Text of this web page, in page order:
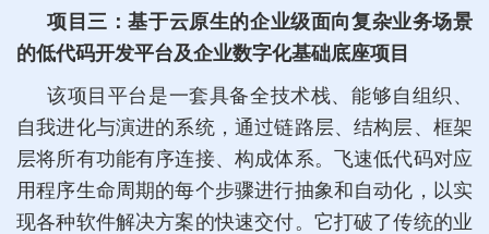
项目三：基于云原生的企业级面向复杂业务场景
的低代码开发平台及企业数字化基础底座项目
该项目平台是一套具备全技术栈、能够自组织、
自我进化与演进的系统，通过链路层、结构层、框架
层将所有功能有序连接、构成体系。飞速低代码对应
用程序生命周期的每个步骤进行抽象和自动化，以实
现各种软件解决方案的快速交付。它打破了传统的业